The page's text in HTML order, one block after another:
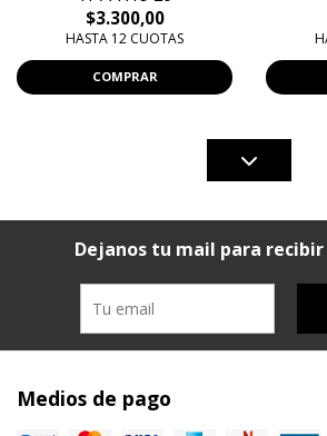
$3.300,00
HASTA 12 CUOTAS
COMPRAR
Dejanos tu mail para recibir
Medios de pago